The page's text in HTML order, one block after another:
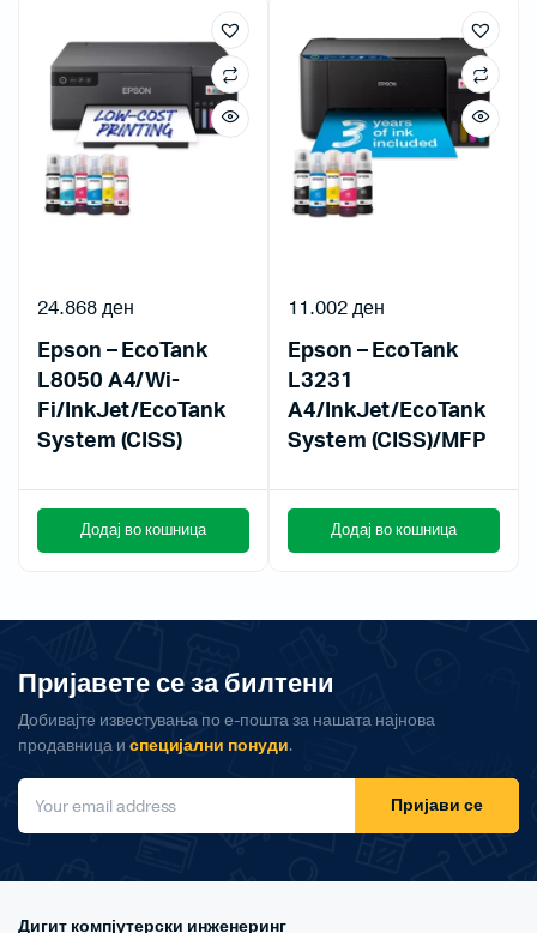
Epson – EcoTank
L8050 A4/Wi-
Fi/InkJet/EcoTank
System (CISS)
24.868ден
Додај во кошница
Epson – EcoTank
L3231
A4/InkJet/EcoTank
System (CISS)/MFP
11.002ден
Додај во кошница
Пријавете се за билтени
Добивајте известувања по е-пошта за нашата најнова
продавница и специјални понуди.
Пријави се
Дигит компјутерски инженеринг